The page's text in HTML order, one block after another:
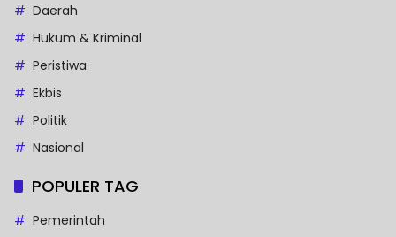
Daerah
Hukum & Kriminal
Peristiwa
Ekbis
Politik
Nasional
POPULER TAG
Pemerintah